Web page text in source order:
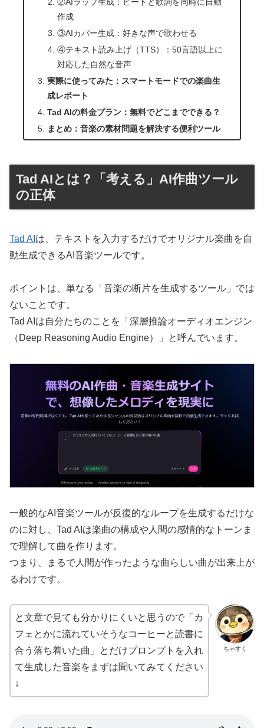
作成
③AIカバー生成：好きな声で歌わせる
④テキスト読み上げ（TTS）：50言語以上に
対応した自然な音声
実際に使ってみた：スマートモードでの楽曲生
成レポート
Tad AIの料金プラン：無料でどこまでできる？
まとめ：音楽の素材問題を解決する便利ツール
Tad AIとは？「考える」AI作曲ツール
の正体
Tad AI は、テキストを入力するだけでオリジナル楽曲を自
動生成できるAI音楽ツールです。
ポイントは、単なる「音楽の断片を生成するツール」では
ないことです。
Tad AIは自分たちのことを「深層推論オーディオエンジン
（Deep Reasoning Audio Engine）」と呼んでいます。
一般的なAI音楽ツールが反復的なループを生成するだけな
のに対し、Tad AIは楽曲の構成や人間の感情的なトーンま
で理解して曲を作ります。
つまり、まるで人間が作ったような曲らしい曲が出来上が
るわけです。
ちゃすく
と文章で見ても分かりにくいと思うので「カ
フェとかに流れていそうなコーヒーと読書に
合う落ち着いた曲」とだけプロンプトを入れ
て生成した音楽をまずは聞いてみてください
↓